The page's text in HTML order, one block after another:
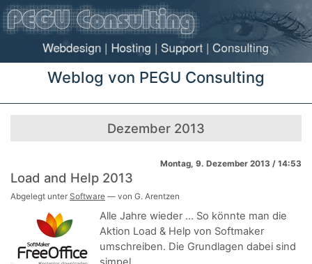
Weblog von PEGU Consulting
Dezember 2013
Montag, 9. Dezember 2013 / 14:53
Load and Help 2013
Abgelegt unter Software — von G. Arentzen
Alle Jahre wieder … So könnte man die
Aktion Load & Help von Softmaker
umschreiben. Die Grundlagen dabei sind